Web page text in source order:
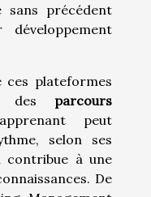
sans précédent
ces plateformes
des parcours
peut
selon ses
contribue à une
De